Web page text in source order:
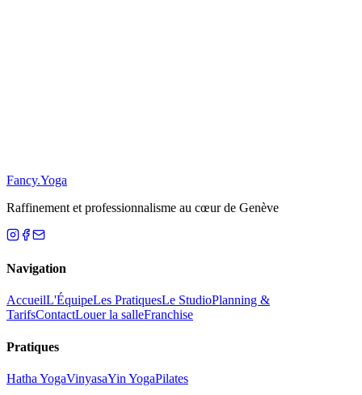
Fancy.Yoga
Raffinement et professionnalisme au cœur de Genève
Navigation
AccueilL'ÉquipeLes PratiquesLe StudioPlanning &
TarifsContactLouer la salleFranchise
Pratiques
Hatha YogaVinyasaYin YogaPilates